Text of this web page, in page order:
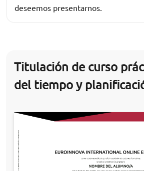
deseemos presentarnos.
Titulación de curso
del tiempo y